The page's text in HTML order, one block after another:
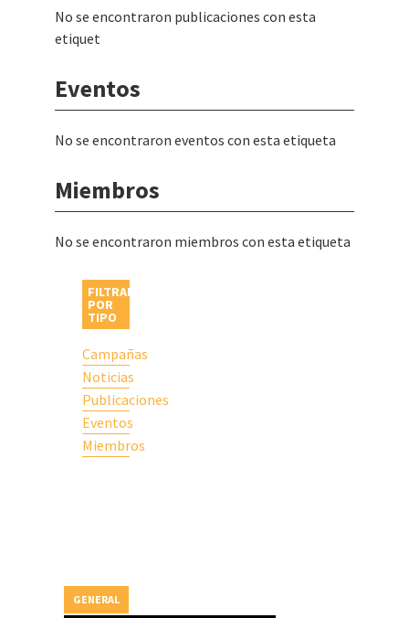
No se encontraron publicaciones con esta
etiquet
Eventos
No se encontraron eventos con esta etiqueta
Miembros
No se encontraron miembros con esta etiqueta
FILTRAR
POR
TIPO
Campañas
Noticias
Publicaciones
Eventos
Miembros
GENERAL